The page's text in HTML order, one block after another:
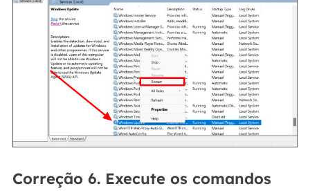
Correção 6. Execute os comandos